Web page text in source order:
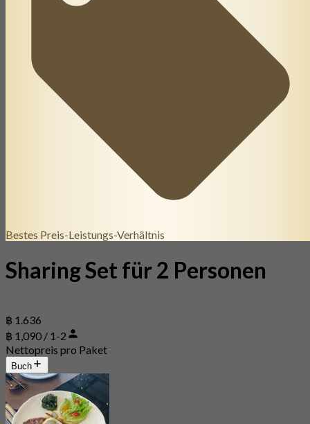
Bestes Preis-Leistungs-Verhältnis
Sharing Set für 2 Personen
฿ 1.636
฿ 1,090 / 1-2
Nettopreis pro Paket
Buch